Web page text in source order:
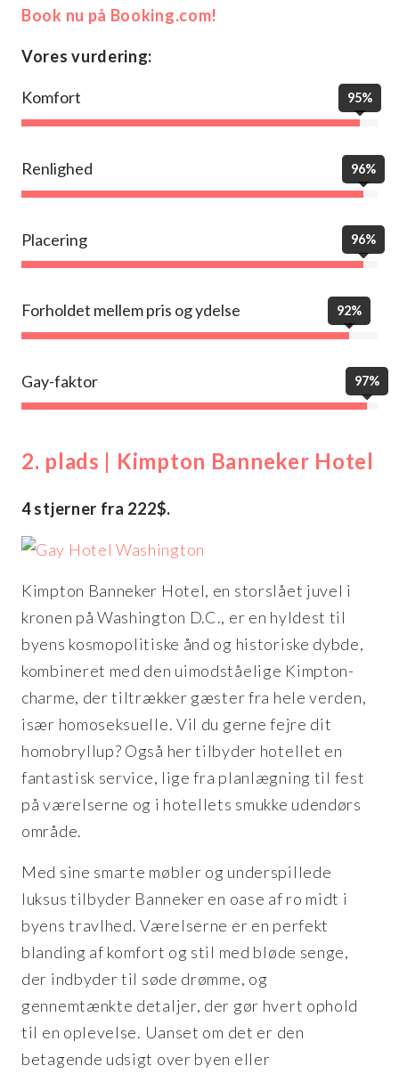
Book nu på Booking.com!
Vores vurdering:
Komfort 95%
Renlighed 96%
Placering 96%
Forholdet mellem pris og ydelse 92%
Gay-faktor 97%
2. plads | Kimpton Banneker Hotel
4 stjerner fra 222$.
Kimpton Banneker Hotel, en storslået juvel i
kronen på Washington D.C., er en hyldest til
byens kosmopolitiske ånd og historiske dybde,
kombineret med den uimodståelige Kimpton-
charme, der tiltrækker gæster fra hele verden,
især homoseksuelle. Vil du gerne fejre dit
homobryllup? Også her tilbyder hotellet en
fantastisk service, lige fra planlægning til fest
på værelserne og i hotellets smukke udendørs
område.
Med sine smarte møbler og underspillede
luksus tilbyder Banneker en oase af ro midt i
byens travlhed. Værelserne er en perfekt
blanding af komfort og stil med bløde senge,
der indbyder til søde drømme, og
gennemtænkte detaljer, der gør hvert ophold
til en oplevelse. Uanset om det er den
betagende udsigt over byen eller